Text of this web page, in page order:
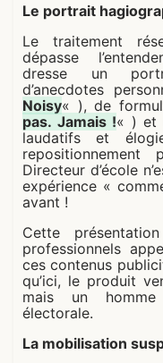
Le portrait
Le traitement
dépasse
dresse un
d’anecdotes
Noisy« ), de
pas. Jamais !« ) et
laudatifs et
Directeur d’école
expérience «
avant !
Cette
professionnels
ces contenus
qu’ici, le produit
mais un
électorale.
La mobilisation